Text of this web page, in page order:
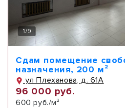
1/9
Сдам помещение
назначения, 200 м²
ул Плеханова, д. 61А
96 000 руб.
600 руб./м²